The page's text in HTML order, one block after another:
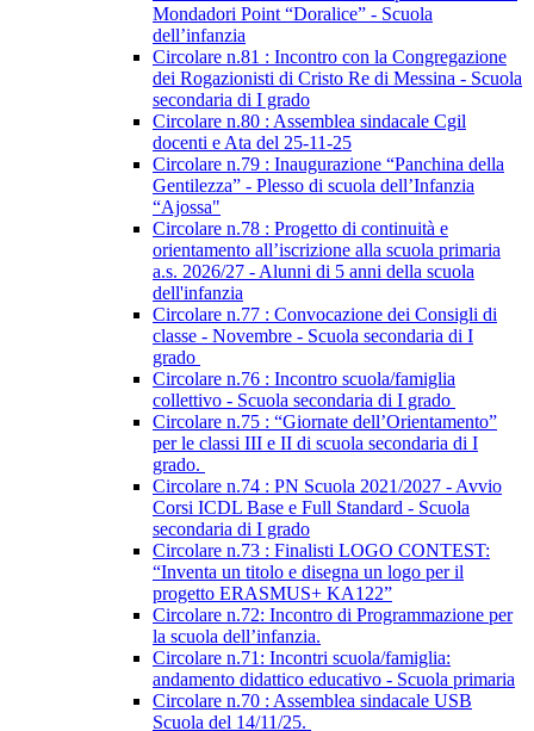
Mondadori Point “Doralice” - Scuola
dell’infanzia
Circolare n.81 : Incontro con la Congregazione
dei Rogazionisti di Cristo Re di Messina - Scuola
secondaria di I grado
Circolare n.80 : Assemblea sindacale Cgil
docenti e Ata del 25-11-25
Circolare n.79 : Inaugurazione “Panchina della
Gentilezza” - Plesso di scuola dell’Infanzia
“Ajossa"
Circolare n.78 : Progetto di continuità e
orientamento all’iscrizione alla scuola primaria
a.s. 2026/27 - Alunni di 5 anni della scuola
dell'infanzia
Circolare n.77 : Convocazione dei Consigli di
classe - Novembre - Scuola secondaria di I
grado
Circolare n.76 : Incontro scuola/famiglia
collettivo - Scuola secondaria di I grado
Circolare n.75 : “Giornate dell’Orientamento”
per le classi III e II di scuola secondaria di I
grado.
Circolare n.74 : PN Scuola 2021/2027 - Avvio
Corsi ICDL Base e Full Standard - Scuola
secondaria di I grado
Circolare n.73 : Finalisti LOGO CONTEST:
“Inventa un titolo e disegna un logo per il
progetto ERASMUS+ KA122”
Circolare n.72: Incontro di Programmazione per
la scuola dell’infanzia.
Circolare n.71: Incontri scuola/famiglia:
andamento didattico educativo - Scuola primaria
Circolare n.70 : Assemblea sindacale USB
Scuola del 14/11/25.